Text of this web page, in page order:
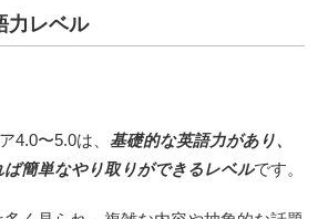
力レベル
4.0〜5.0は、 基礎的な英語力があり、
簡単なやり取りができるレベルです。